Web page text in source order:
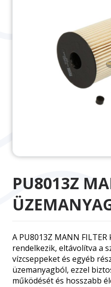
PU8013Z
A PU8013Z MANN
rendelkezik, eltávolítva a
vízcseppeket és egyéb
üzemanyagból, ezzel
működését és hosszabb